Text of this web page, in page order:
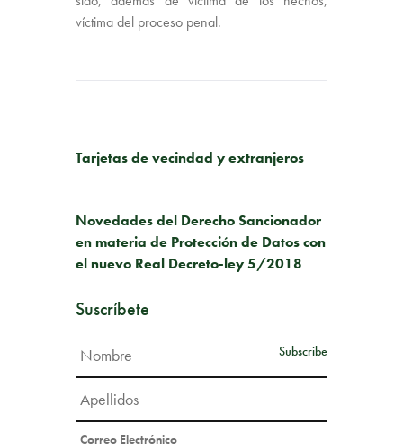
víctima del proceso penal.
Tarjetas de vecindad y extranjeros
Novedades del Derecho Sancionador
en materia de Protección de Datos con
el nuevo Real Decreto-ley 5/2018
Suscríbete